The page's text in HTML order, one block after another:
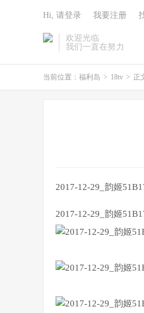
欢迎光临
我们一直在努力
Hi, 请登录 我要注册
当前位置： 福利岛 > 18tv > 正
2017-12-29_韵姬
2017-12-29_韵姬